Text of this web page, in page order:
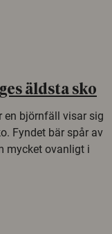
äldsta sko
en björnfäll visar sig
Fyndet bär spår av
mycket ovanligt i